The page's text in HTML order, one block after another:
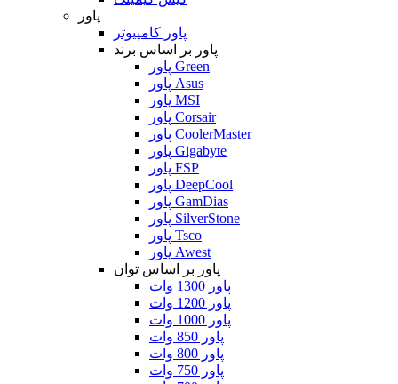
پاور
پاور کامپیوتر
پاور بر اساس برند
پاور Green
پاور Asus
پاور MSI
پاور Corsair
پاور CoolerMaster
پاور Gigabyte
پاور FSP
پاور DeepCool
پاور GamDias
پاور SilverStone
پاور Tsco
پاور Awest
پاور بر اساس توان
پاور 1300 وات
پاور 1200 وات
پاور 1000 وات
پاور 850 وات
پاور 800 وات
پاور 750 وات